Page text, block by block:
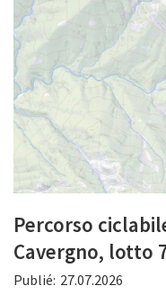
Percorso
Cavergno, lotto
Publié: 27.07.2026